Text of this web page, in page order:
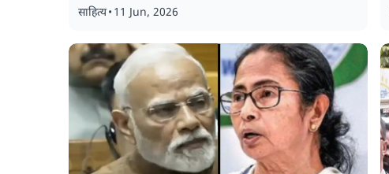
साहित्य• 11 Jun, 2026